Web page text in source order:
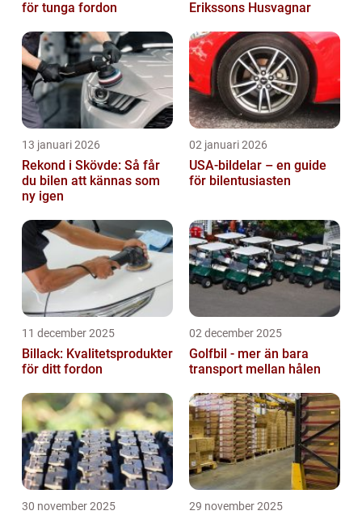
för tunga fordon
Erikssons Husvagnar
13 januari 2026
Rekond i Skövde: Så får
du bilen att kännas som
ny igen
02 januari 2026
USA-bildelar – en guide
för bilentusiasten
11 december 2025
Billack: Kvalitetsprodukter
för ditt fordon
02 december 2025
Golfbil - mer än bara
transport mellan hålen
30 november 2025 29 november 2025